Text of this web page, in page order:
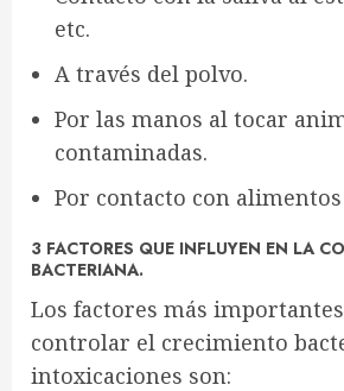
etc.
A través del polvo.
Por las manos al tocar
contaminadas.
Por contacto con
3 FACTORES QUE INFLUYEN EN LA
BACTERIANA.
Los factores más
controlar el crecimiento
intoxicaciones son: